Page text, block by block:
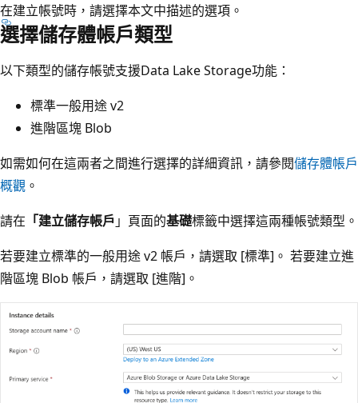
在建立帳號時，請選擇本文中描述的選項。
選擇儲存體帳戶類型
以下類型的儲存帳號支援Data Lake Storage功能：
標準一般用途 v2
進階區塊 Blob
如需如何在這兩者之間進行選擇的詳細資訊，請參閱儲存體帳戶
概觀 。
請在 「建立儲存帳戶 」頁面的基礎標籤中選擇這兩種帳號類型。
若要建立標準的一般用途 v2 帳戶，請選取 [標準] 。 若要建立進
階區塊 Blob 帳戶，請選取 [進階] 。